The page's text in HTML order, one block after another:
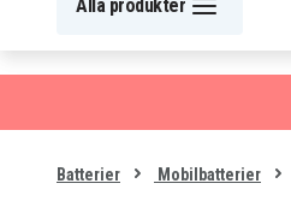
Alla produkter
Batterier Mobilbatterier